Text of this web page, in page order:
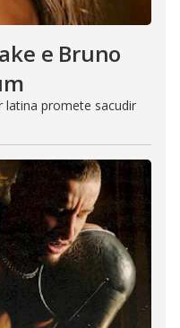
e Bruno
latina promete sacudir